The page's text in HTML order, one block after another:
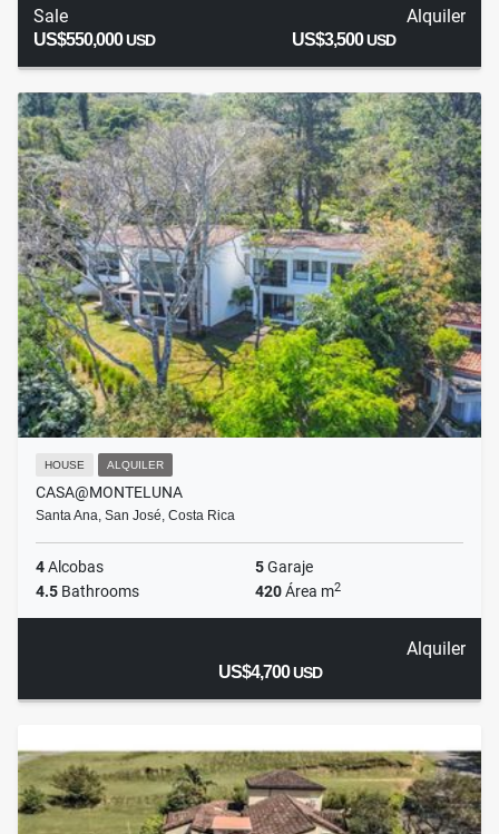
Sale
US$550,000USD
Alquiler
US$3,500USD
HOUSE ALQUILER
CASA@MONTELUNA
Santa Ana, San José, Costa Rica
4Alcobas 5Garaje
4.5 Bathrooms 420Área m2
Alquiler
US$4,700USD